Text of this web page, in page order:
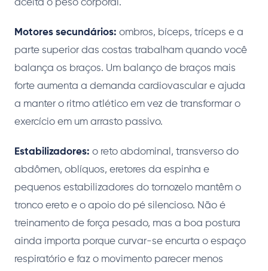
aceita o peso corporal.
Motores secundários: ombros, bíceps, tríceps e a
parte superior das costas trabalham quando você
balança os braços. Um balanço de braços mais
forte aumenta a demanda cardiovascular e ajuda
a manter o ritmo atlético em vez de transformar o
exercício em um arrasto passivo.
Estabilizadores: o reto abdominal, transverso do
abdômen, oblíquos, eretores da espinha e
pequenos estabilizadores do tornozelo mantêm o
tronco ereto e o apoio do pé silencioso. Não é
treinamento de força pesado, mas a boa postura
ainda importa porque curvar-se encurta o espaço
respiratório e faz o movimento parecer menos